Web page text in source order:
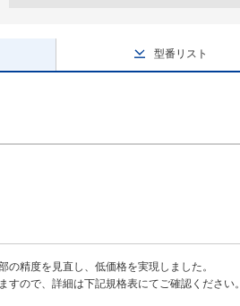
型番リスト
の精度を見直し、低価格を実現しました。
すので、詳細は下記規格表にてご確認ください。